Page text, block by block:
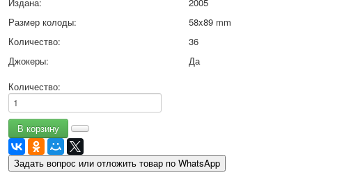
1 мая
Октябрьская революция
9 мая - день победы
1 сентября школа
Приглашение
Новости
Новости карточных колод
Размер колоды:
58x89 mm
Количество:
36
Джокеры:
Да
Количество:
Задать вопрос или отложить товар по WhatsApp